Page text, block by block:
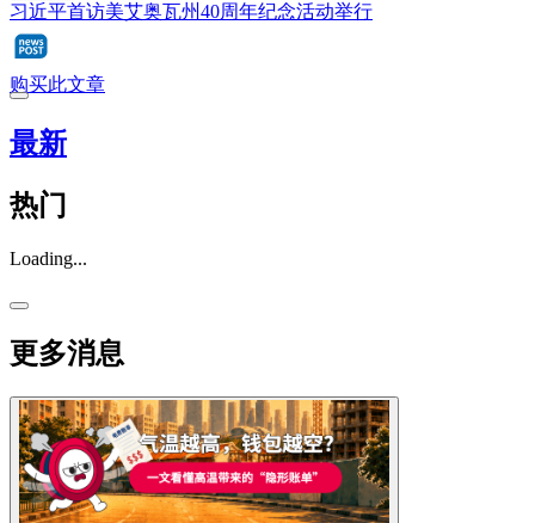
习近平首访美艾奥瓦州40周年纪念活动举行
购买此文章
最新
热门
Loading...
更多消息